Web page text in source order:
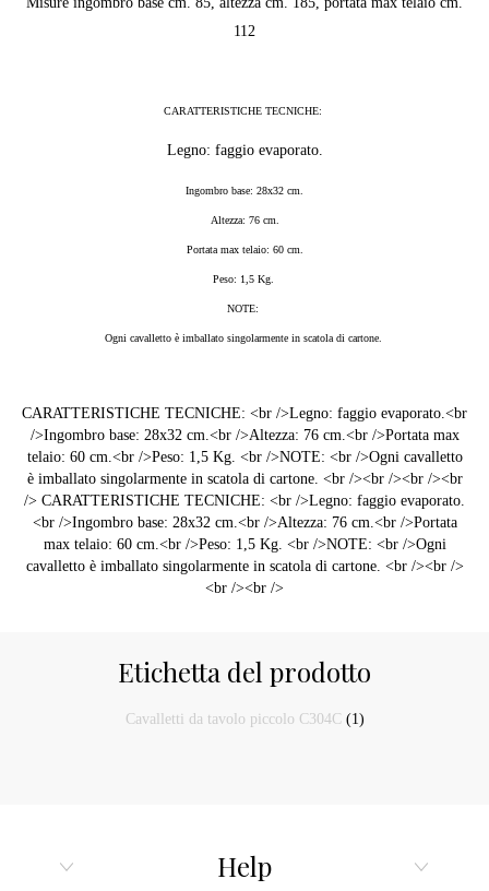
112
CARATTERISTICHE TECNICHE:
Legno: faggio evaporato.
Ingombro base: 28x32 cm.
Altezza: 76 cm.
Portata max telaio: 60 cm.
Peso: 1,5 Kg.
NOTE:
Ogni cavalletto è imballato singolarmente in scatola di cartone.
CARATTERISTICHE TECNICHE: <br />Legno: faggio evaporato.<br
/>Ingombro base: 28x32 cm.<br />Altezza: 76 cm.<br />Portata max
telaio: 60 cm.<br />Peso: 1,5 Kg. <br />NOTE: <br />Ogni cavalletto
è imballato singolarmente in scatola di cartone. <br /><br /><br /><br
/> CARATTERISTICHE TECNICHE: <br />Legno: faggio evaporato.
<br />Ingombro base: 28x32 cm.<br />Altezza: 76 cm.<br />Portata
max telaio: 60 cm.<br />Peso: 1,5 Kg. <br />NOTE: <br />Ogni
cavalletto è imballato singolarmente in scatola di cartone. <br /><br />
<br /><br />
Etichetta del prodotto
Cavalletti da tavolo piccolo C304C (1)
Help